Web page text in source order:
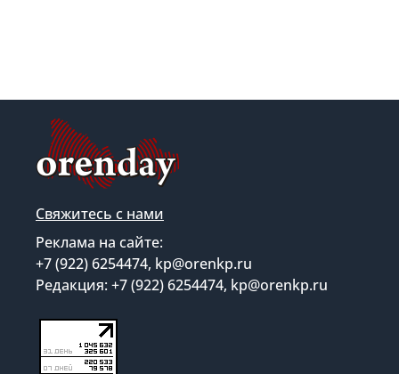
Свяжитесь с нами
Реклама на сайте:
+7 (922) 6254474, kp@orenkp.ru
Редакция: +7 (922) 6254474, kp@orenkp.ru